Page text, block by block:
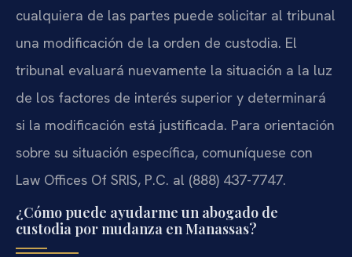
cualquiera de las partes puede solicitar al tribunal
una modificación de la orden de custodia. El
tribunal evaluará nuevamente la situación a la luz
de los factores de interés superior y determinará
si la modificación está justificada. Para orientación
sobre su situación específica, comuníquese con
Law Offices Of SRIS, P.C. al (888) 437-7747.
¿Cómo puede ayudarme un abogado de
custodia por mudanza en Manassas?